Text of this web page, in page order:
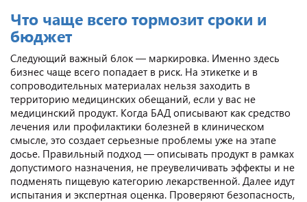
Что чаще всего тормозит сроки и
бюджет
Следующий важный блок — маркировка. Именно здесь
бизнес чаще всего попадает в риск. На этикетке и в
сопроводительных материалах нельзя заходить в
территорию медицинских обещаний, если у вас не
медицинский продукт. Когда БАД описывают как средство
лечения или профилактики болезней в клиническом
смысле, это создает серьезные проблемы уже на этапе
досье. Правильный подход — описывать продукт в рамках
допустимого назначения, не преувеличивать эффекты и не
подменять пищевую категорию лекарственной. Далее идут
испытания и экспертная оценка. Проверяют безопасность,